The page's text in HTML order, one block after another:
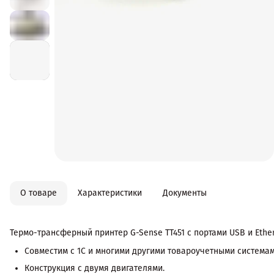
О товаре Характеристики Документы
Термо-трансферный принтер G-Sense ТТ451 с портами USB и
Совместим с 1С и многими другими товароучетными
Конструкция с двумя двигателями.